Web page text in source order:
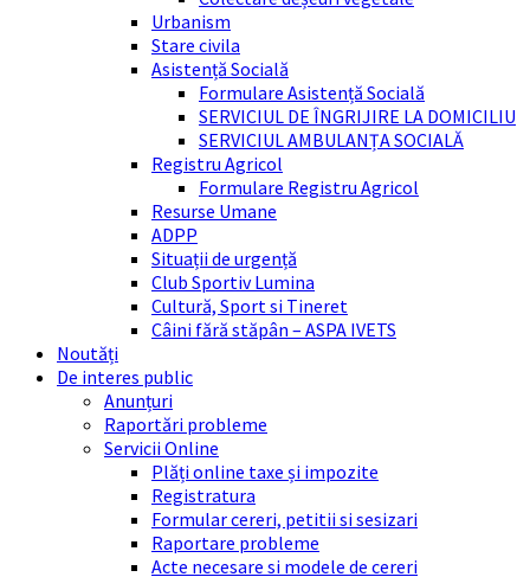
Urbanism
Stare civila
Asistență Socială
Formulare Asistență Socială
SERVICIUL DE ÎNGRIJIRE LA DOMICILIU
SERVICIUL AMBULANȚA SOCIALĂ
Registru Agricol
Formulare Registru Agricol
Resurse Umane
ADPP
Situații de urgență
Club Sportiv Lumina
Cultură, Sport si Tineret
Câini fără stăpân – ASPA IVETS
Noutăți
De interes public
Anunțuri
Raportări probleme
Servicii Online
Plăți online taxe și impozite
Registratura
Formular cereri, petitii si sesizari
Raportare probleme
Acte necesare si modele de cereri